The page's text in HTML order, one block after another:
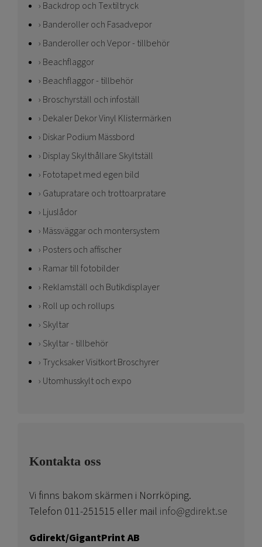
Backdrop och Textiltryck
Banderoller och Fasadvepor
Banderoller och Vepor - tillbehör
Beachflaggor
Beachflaggor - tillbehör
Broschyrställ och infoställ
Dekaler Dekor Vinyl Klistermärken
Diskar Podium Mässbord
Display Skylthållare Skyltställ
Fototapet med egen bild
Gatupratare och trottoarpratare
Ljuslådor
Mässväggar och montersystem
Posters och affischer
Ramar till fotobilder
Reklamställ och Butikdisplayer
Roll up och rollups
Skyltar
Skyltar - tillbehör
Trycksaker Visitkort Broschyrer
Utomhusskylt och expo
Kontakta oss
Vi finns bakom skärmen i Norrköping.
Telefon 011-251515 eller mail info@gdirekt.se
Gdirekt/GigantPrint AB